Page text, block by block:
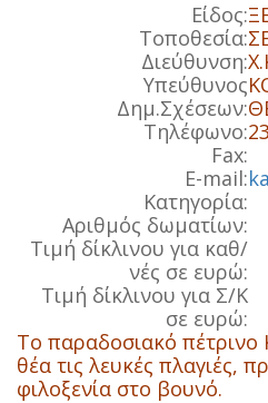
Είδος:
Τοποθεσία:
Διεύθυνση:
Υπεύθυνος
Δημ.Σχέσεων:
Τηλέφωνο:
Fax:
E-mail:
Κατηγορία:
Αριθμός δωματίων:
Τιμή δίκλινου για καθ/
νές σε ευρώ:
Τιμή δίκλινου για Σ/Κ
σε ευρώ:
Το παραδοσιακό πέτρινο
θέα τις λευκές πλαγιές,
φιλοξενία στο βουνό.